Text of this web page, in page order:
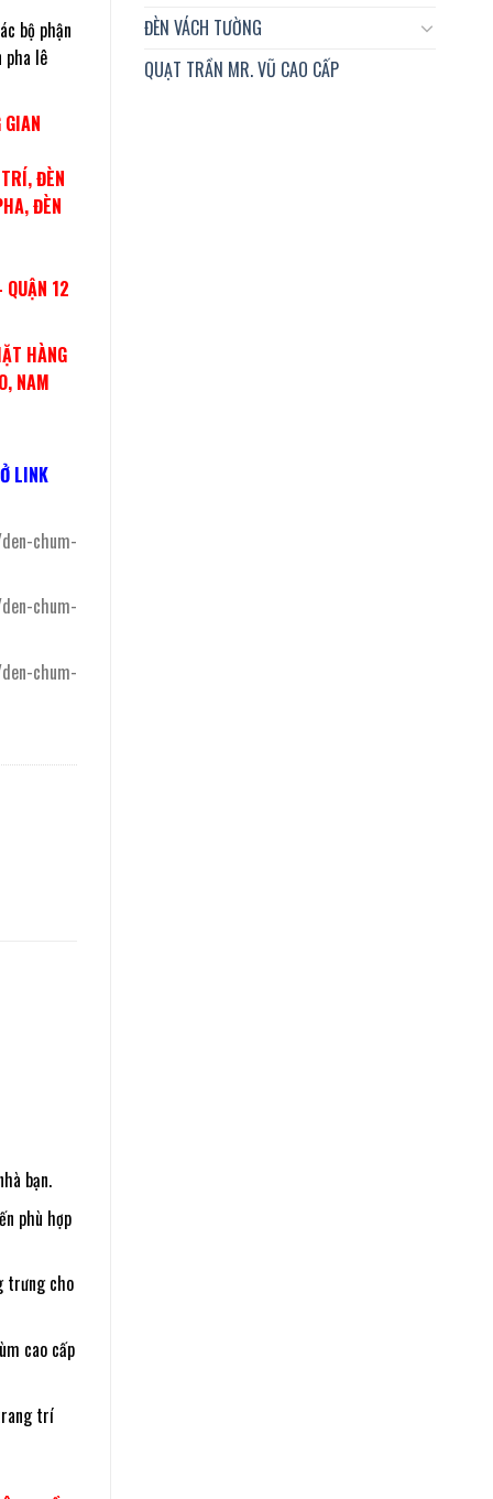
ĐÈN VÁCH TƯỜNG
QUẠT TRẦN MR. VŨ CAO CẤP
bộ phận
pha lê
ĐÈN
ĐÈN
12
HÀNG
NAM
LINK
chum-
chum-
chum-
bạn.
phù hợp
trưng cho
cao cấp
trí